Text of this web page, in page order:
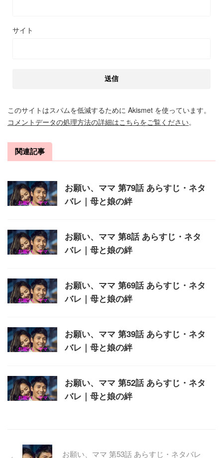
サイト
このサイトはスパムを低減するために Akismet を使っています。
コメントデータの処理方法の詳細はこちらをご覧ください。
関連記事
お願い、ママ 第79話 あらすじ・ネタ
バレ｜母と娘の絆
お願い、ママ 第8話 あらすじ・ネタ
バレ｜母と娘の絆
お願い、ママ 第69話 あらすじ・ネタ
バレ｜母と娘の絆
お願い、ママ 第39話 あらすじ・ネタ
バレ｜母と娘の絆
お願い、ママ 第52話 あらすじ・ネタ
バレ｜母と娘の絆
お願い、ママ 第53話 あらすじ・ネタバレ